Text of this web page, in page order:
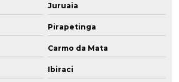
Juruaia
Pirapetinga
Carmo da Mata
Ibiraci